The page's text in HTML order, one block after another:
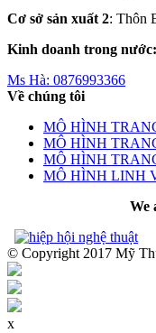
Cơ sở sản xuất 2: Thôn
Kinh doanh trong nước:
Ms Hà: 0876993366
Về chúng tôi
MÔ HÌNH
MÔ HÌNH
MÔ HÌNH
MÔ HÌNH LINH
We
© Copyright 2017 Mỹ
x